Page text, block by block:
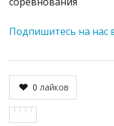
Подпишитесь на нас
0 лайков